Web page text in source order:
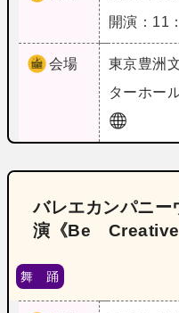
開演：11
会場 東京豊洲
ターホー
バレエカンパニー
演《Be Creative
舞 踊